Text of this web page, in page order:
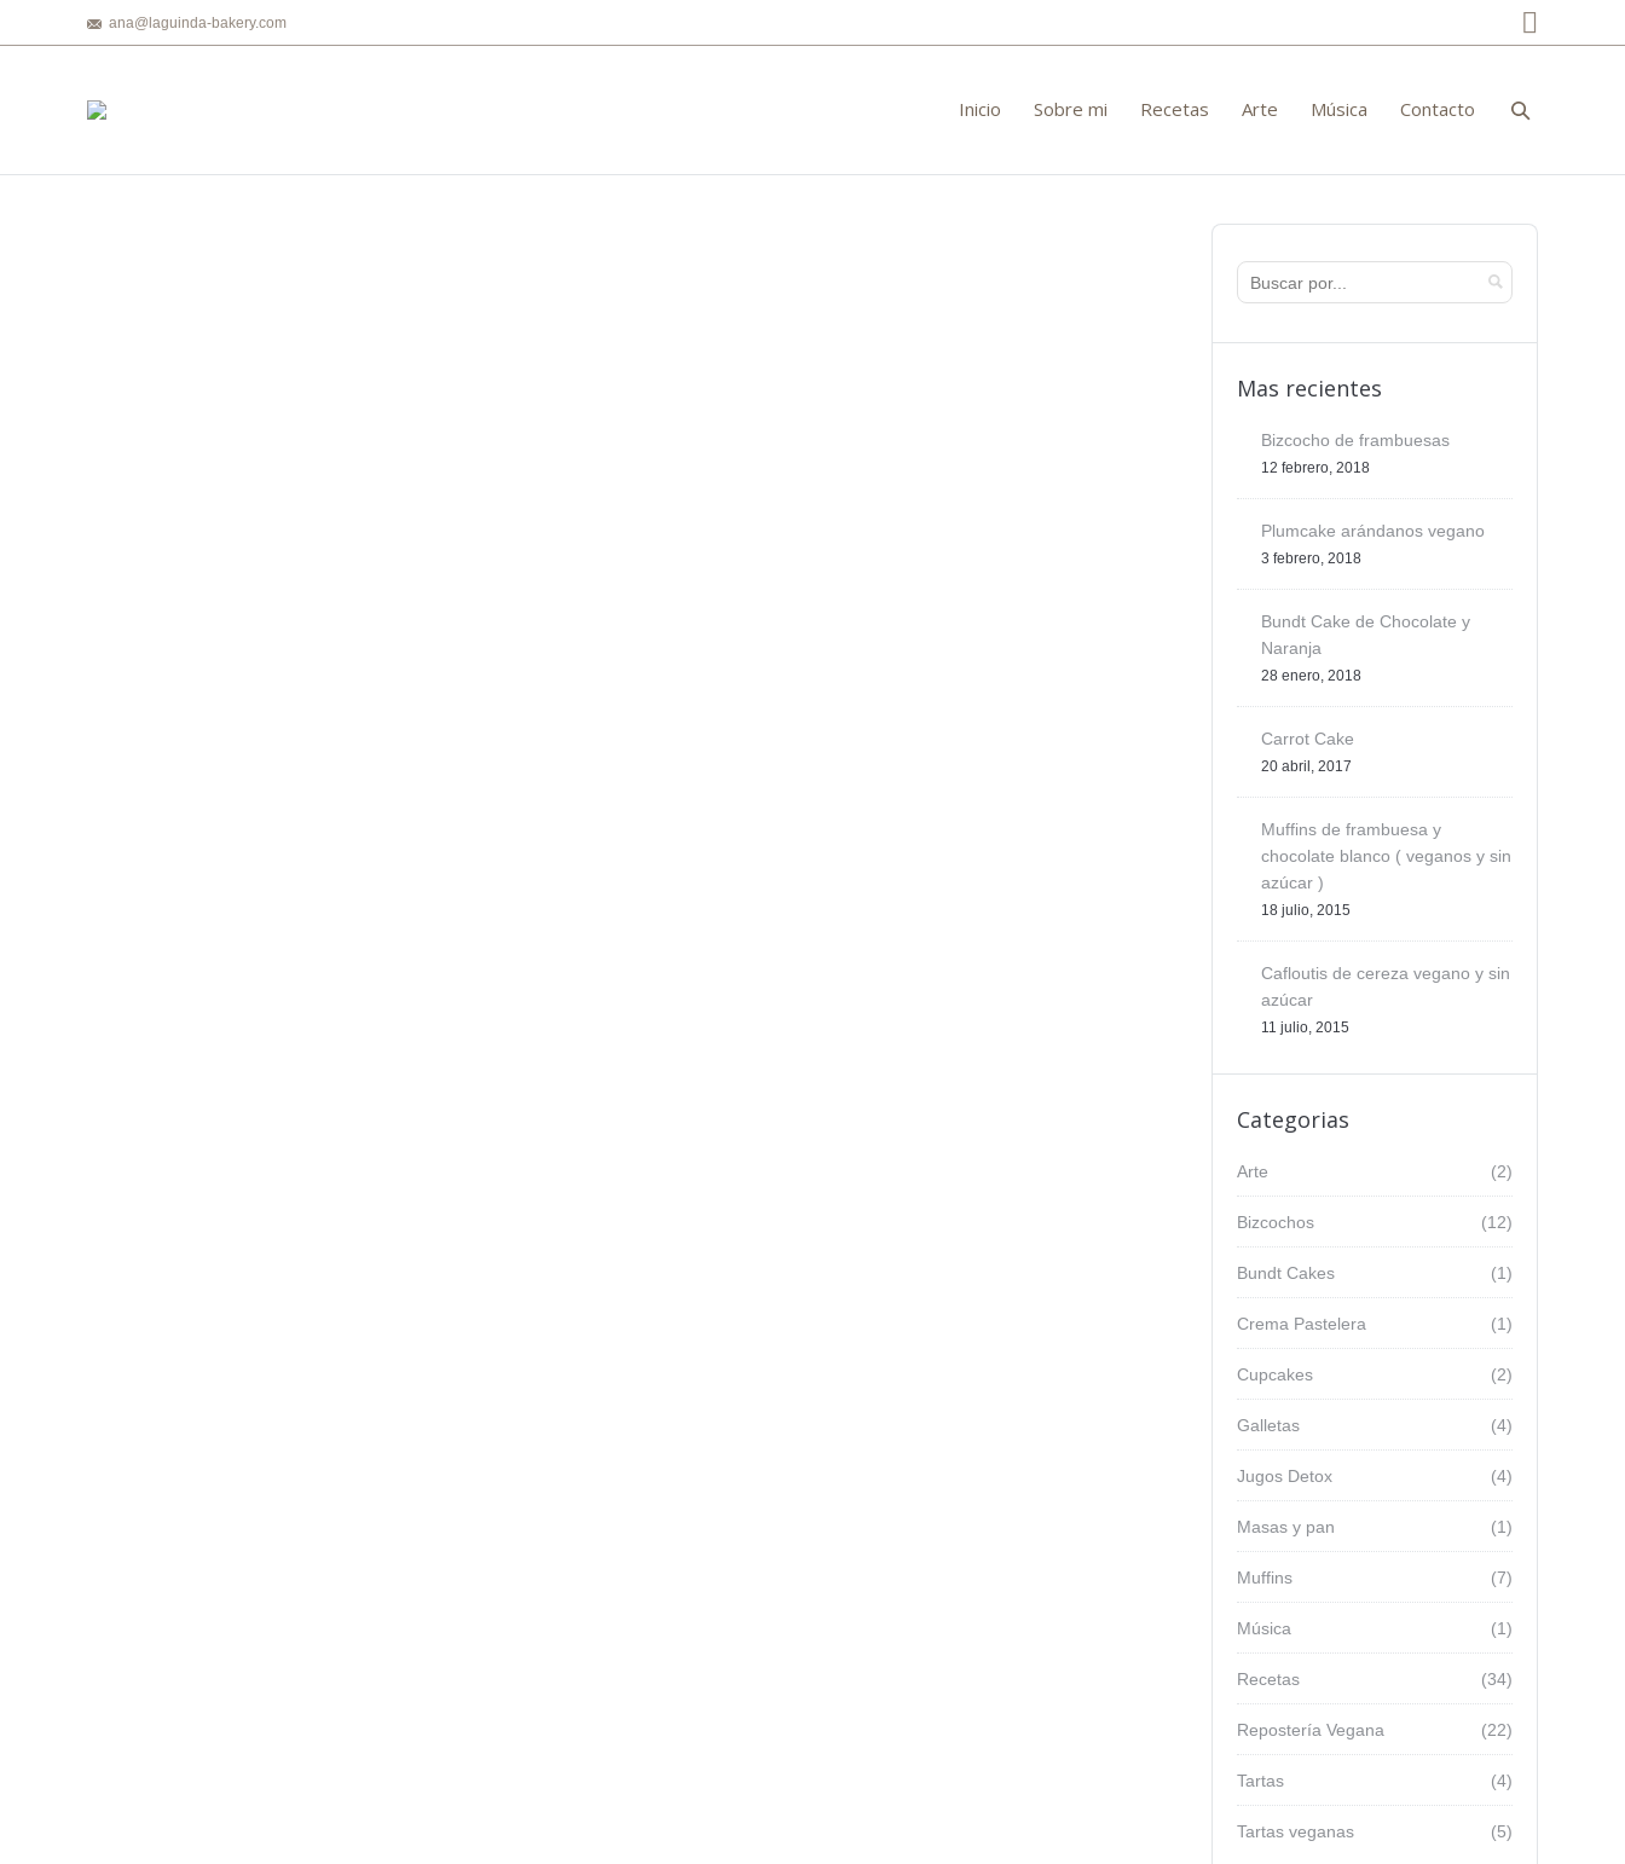
ana@laguinda-bakery.com
Inicio Sobre mi Recetas Arte Música Contacto
Mas recientes
Bizcocho de frambuesas
12 febrero, 2018
Plumcake arándanos vegano
3 febrero, 2018
Bundt Cake de Chocolate y
Naranja
28 enero, 2018
Carrot Cake
20 abril, 2017
Muffins de frambuesa y
chocolate blanco ( veganos y sin
azúcar )
18 julio, 2015
Cafloutis de cereza vegano y sin
azúcar
11 julio, 2015
Categorias
(2)
Arte
(12)
Bizcochos
(1)
Bundt Cakes
(1)
Crema Pastelera
(2)
Cupcakes
(4)
Galletas
(4)
Jugos Detox
(1)
Masas y pan
(7)
Muffins
(1)
Música
(34)
Recetas
(22)
Repostería Vegana
(4)
Tartas
(5)
Tartas veganas